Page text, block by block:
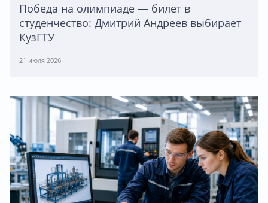
Победа на олимпиаде — билет в
студенчество: Дмитрий Андреев выбирает
КузГТУ
21 июля 2026